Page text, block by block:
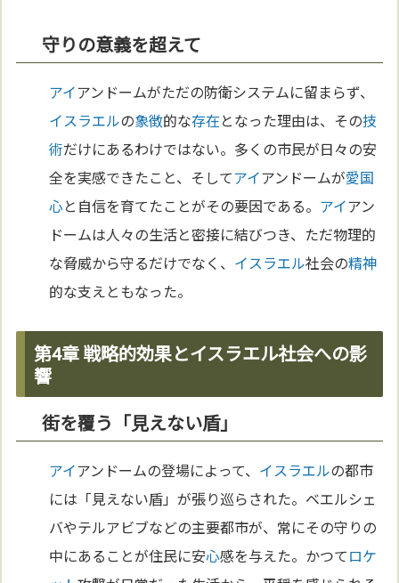
守りの意義を超えて
アイアンドームがただの防衛システムに留まらず、
イスラエルの象徴的な存在となった理由は、その技
術だけにあるわけではない。多くの市民が日々の安
全を実感できたこと、そしてアイアンドームが愛国
心と自信を育てたことがその要因である。 アイアン
ドームは人々の生活と密接に結びつき、ただ物理的
な脅威から守るだけでなく、 イスラエル社会の精神
的な支えともなった。
第4章 戦略的効果とイスラエル社会への影
響
街を覆う「見えない盾」
アイアンドームの登場によって、 イスラエルの都市
には「見えない盾」が張り巡らされた。ベエルシェ
バやテルアビブなどの主要都市が、常にその守りの
中にあることが住民に安心感を与えた。かつてロケ